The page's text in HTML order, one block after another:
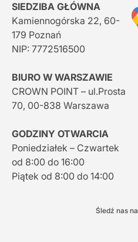
SIEDZIBA GŁÓWNA
Kamiennogórska 22, 60-
179 Poznań
NIP: 7772516500
BIURO W WARSZAWIE
CROWN POINT – ul.Prosta
70, 00-838 Warszawa
GODZINY OTWARCIA
Poniedziałek – Czwartek
od 8:00 do 16:00
Piątek od 8:00 do 14:00
Śledź nas na